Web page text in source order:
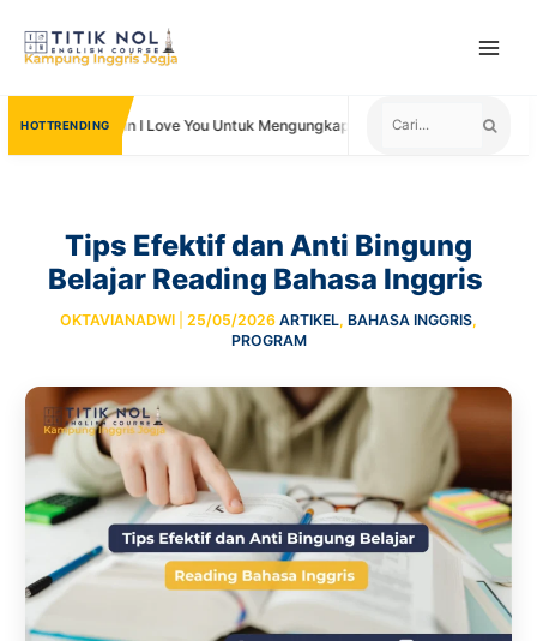
content
TRENDING
Kata Lain I Love You Untuk Mengungkapkan Cinta Negara
Tips Efektif dan Anti Bingung
Belajar Reading Bahasa Inggris
OKTAVIANADWI 25/05/2026 ARTIKEL, BAHASA INGGRIS,
PROGRAM